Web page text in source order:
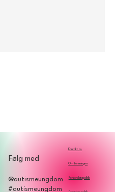
Følg med
@autismeungdom
#autismeungdom
Kontakt os
Om foreningen
Persondatapolitik